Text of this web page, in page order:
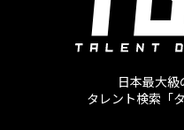
日本最大
タレント検索「